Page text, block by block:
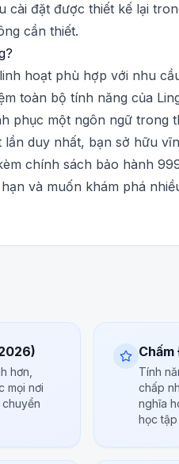
cài đặt được thiết kế lại
cần thiết.
hoạt phù hợp với nhu
toàn bộ tính năng của
phục một ngôn ngữ trong
lần duy nhất, bạn sở hữu
chính sách bảo hành
và muốn khám phá
hơn,
mọi nơi
Chấm
Tính
chấp
nghĩa
học tập